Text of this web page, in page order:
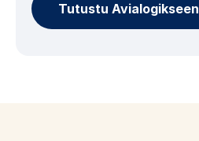
Tutustu Avialogikseen